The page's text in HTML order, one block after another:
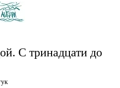
С тринадцати до